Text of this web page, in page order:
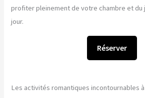
profiter pleinement de votre chambre et du
jour.
Réserver
Les activités romantiques incontournables